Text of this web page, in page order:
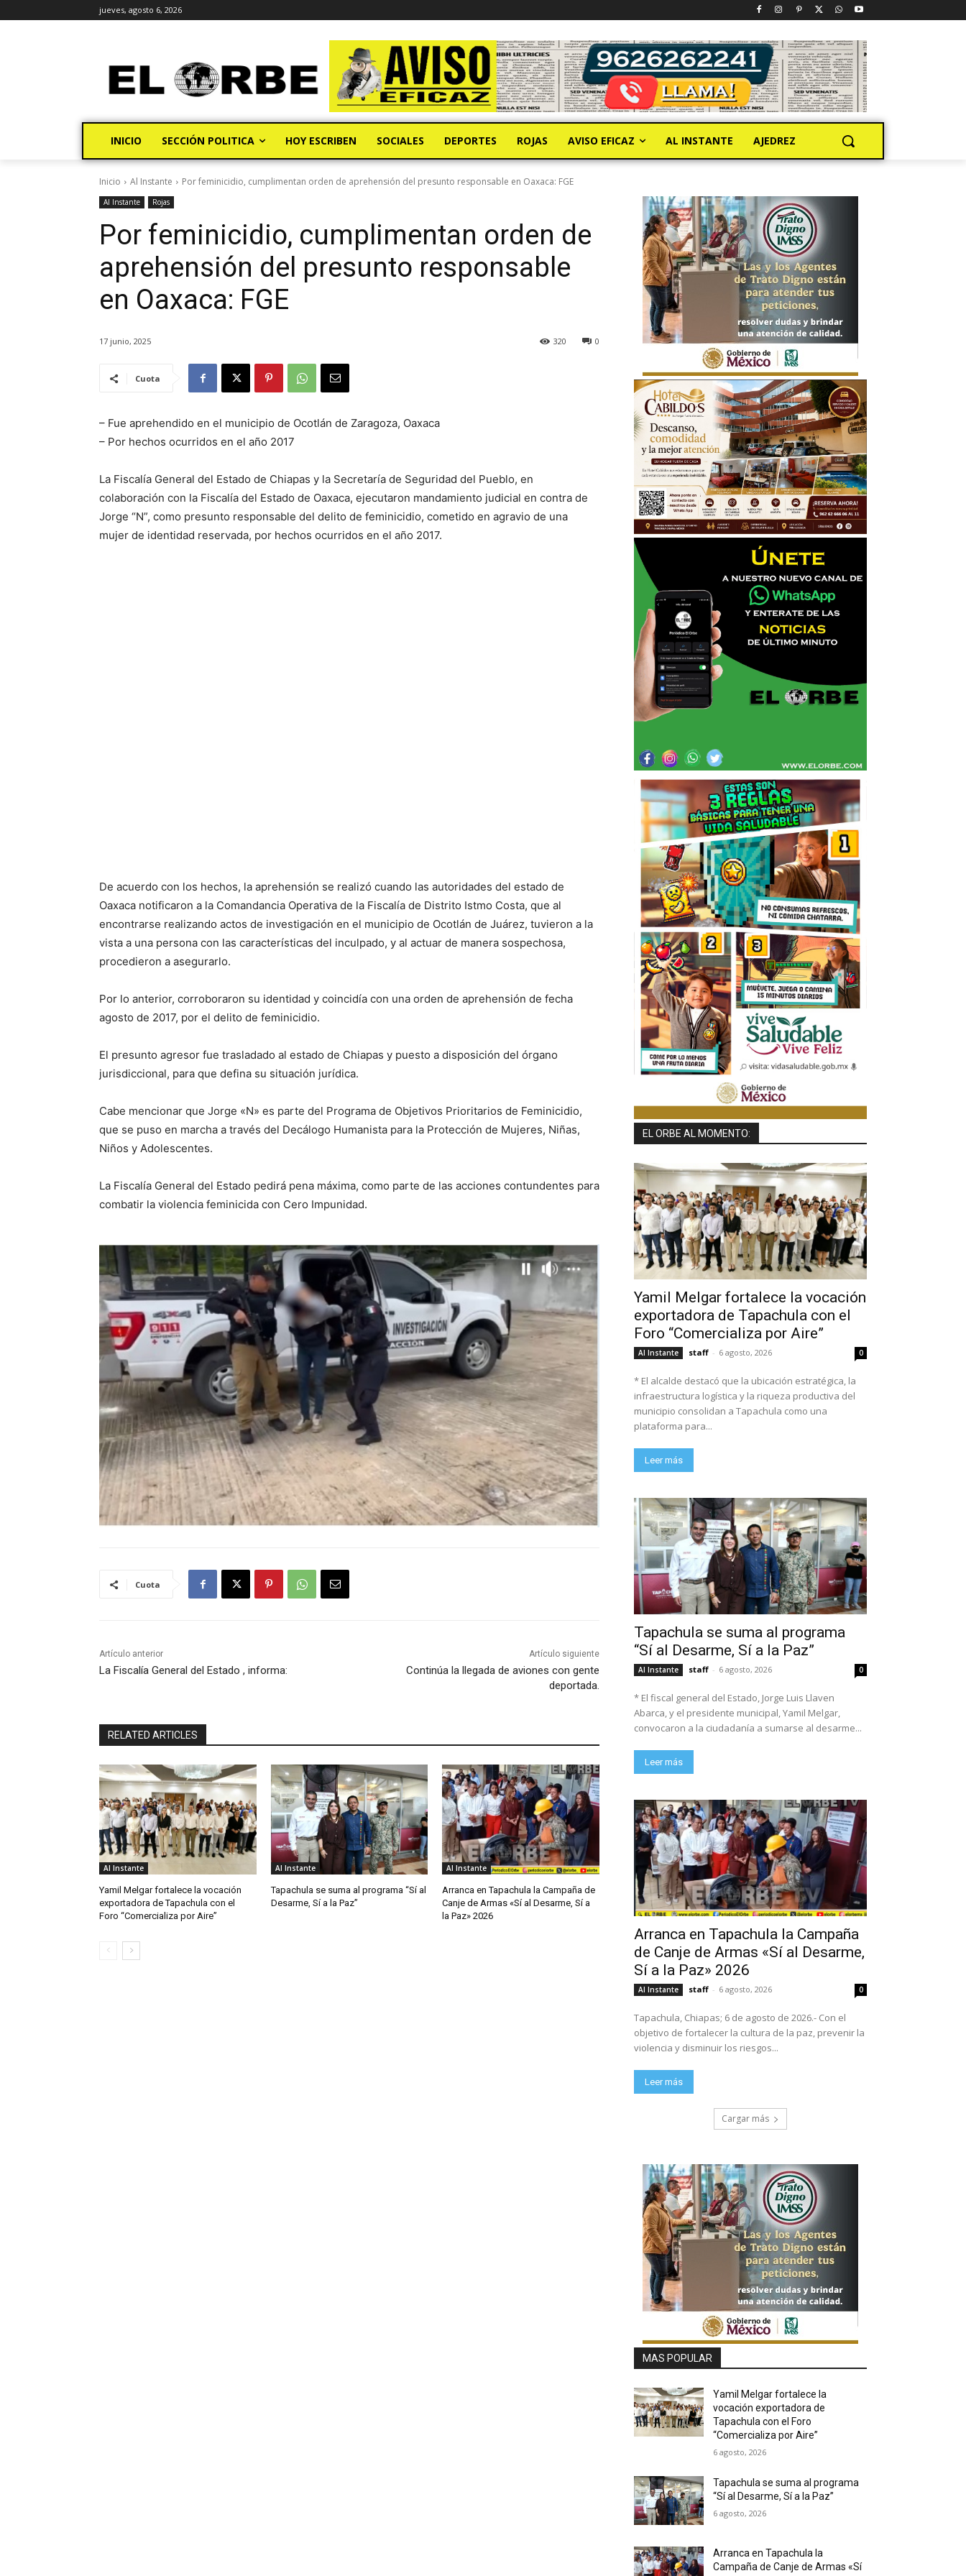
jueves, agosto 6, 2026
INICIO SECCIÓN POLITICA HOY ESCRIBEN SOCIALES DEPORTES ROJAS AVISO EFICAZ AL INSTANTE AJEDREZ
Inicio Al Instante Por feminicidio, cumplimentan orden de aprehensión del presunto responsable en Oaxaca: FGE
Al Instante Rojas
Por feminicidio, cumplimentan orden de
aprehensión del presunto responsable
en Oaxaca: FGE
17 junio, 2025 0
320
Cuota
– Fue aprehendido en el municipio de Ocotlán de Zaragoza, Oaxaca
– Por hechos ocurridos en el año 2017
La Fiscalía General del Estado de Chiapas y la Secretaría de Seguridad del Pueblo, en
colaboración con la Fiscalía del Estado de Oaxaca, ejecutaron mandamiento judicial en contra de
Jorge “N”, como presunto responsable del delito de feminicidio, cometido en agravio de una
mujer de identidad reservada, por hechos ocurridos en el año 2017.
De acuerdo con los hechos, la aprehensión se realizó cuando las autoridades del estado de
Oaxaca notificaron a la Comandancia Operativa de la Fiscalía de Distrito Istmo Costa, que al
encontrarse realizando actos de investigación en el municipio de Ocotlán de Juárez, tuvieron a la
vista a una persona con las características del inculpado, y al actuar de manera sospechosa,
procedieron a asegurarlo.
Por lo anterior, corroboraron su identidad y coincidía con una orden de aprehensión de fecha
agosto de 2017, por el delito de feminicidio.
El presunto agresor fue trasladado al estado de Chiapas y puesto a disposición del órgano
jurisdiccional, para que defina su situación jurídica.
Cabe mencionar que Jorge «N» es parte del Programa de Objetivos Prioritarios de Feminicidio,
que se puso en marcha a través del Decálogo Humanista para la Protección de Mujeres, Niñas,
Niños y Adolescentes.
La Fiscalía General del Estado pedirá pena máxima, como parte de las acciones contundentes para
combatir la violencia feminicida con Cero Impunidad.
Cuota
Artículo anterior
La Fiscalía General del Estado , informa:
Artículo siguiente
Continúa la llegada de aviones con gente
deportada.
RELATED ARTICLES
Al Instante
Yamil Melgar fortalece la vocación
exportadora de Tapachula con el
Foro “Comercializa por Aire”
Al Instante
Tapachula se suma al programa “Sí al
Desarme, Sí a la Paz”
Al Instante
Arranca en Tapachula la Campaña de
Canje de Armas «Sí al Desarme, Sí a
la Paz» 2026
EL ORBE AL MOMENTO:
Yamil Melgar fortalece la vocación
exportadora de Tapachula con el
Foro “Comercializa por Aire”
Al Instante staff - 6 agosto, 2026 0
* El alcalde destacó que la ubicación estratégica, la
infraestructura logística y la riqueza productiva del
municipio consolidan a Tapachula como una
plataforma para...
Leer más
Tapachula se suma al programa
“Sí al Desarme, Sí a la Paz”
Al Instante staff - 6 agosto, 2026 0
* El fiscal general del Estado, Jorge Luis Llaven
Abarca, y el presidente municipal, Yamil Melgar,
convocaron a la ciudadanía a sumarse al desarme...
Leer más
Arranca en Tapachula la Campaña
de Canje de Armas «Sí al Desarme,
Sí a la Paz» 2026
Al Instante staff - 6 agosto, 2026 0
Tapachula, Chiapas; 6 de agosto de 2026.- Con el
objetivo de fortalecer la cultura de la paz, prevenir la
violencia y disminuir los riesgos...
Leer más
Cargar más
MAS POPULAR
Yamil Melgar fortalece la
vocación exportadora de
Tapachula con el Foro
“Comercializa por Aire”
6 agosto, 2026
Tapachula se suma al programa
“Sí al Desarme, Sí a la Paz”
6 agosto, 2026
Arranca en Tapachula la
Campaña de Canje de Armas «Sí